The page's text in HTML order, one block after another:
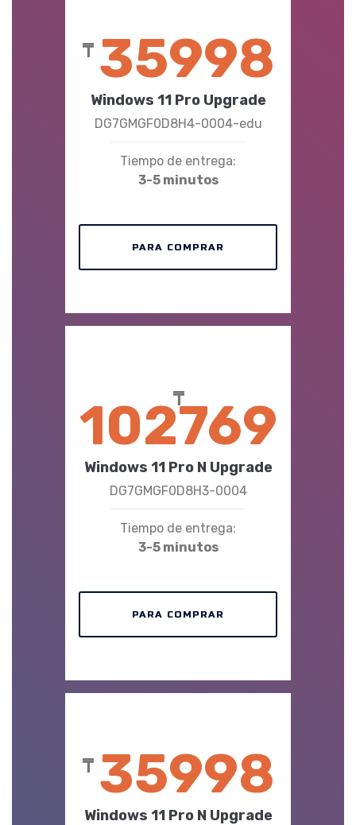
₸ 35998
Windows 11 Pro Upgrade
DG7GMGF0D8H4-0004-edu
Tiempo de entrega:
3-5 minutos
PARA COMPRAR
₸
102769
Windows 11 Pro N Upgrade
DG7GMGF0D8H3-0004
Tiempo de entrega:
3-5 minutos
PARA COMPRAR
₸ 35998
Windows 11 Pro N Upgrade